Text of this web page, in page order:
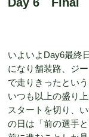
いよいよDay6最終
になり舗装路、ジ
で走りきったとい
いつも以上の盛り
スタートを切り、
の日は「前の選手